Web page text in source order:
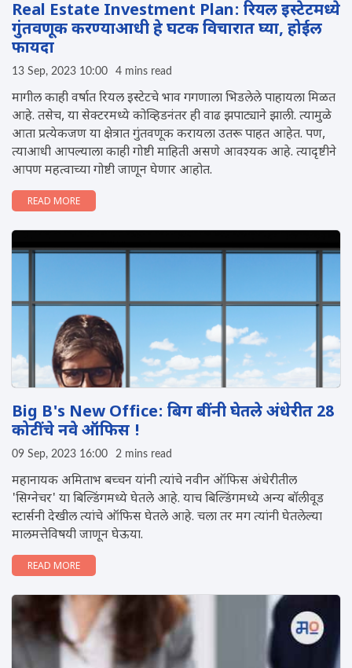
Real Estate Investment Plan: रियल इस्टेटमध्ये
गुंतवणूक करण्याआधी हे घटक विचारात घ्या, होईल
फायदा
13 Sep, 2023 10:00 4 mins read
मागील काही वर्षात रियल इस्टेटचे भाव गगणाला भिडलेले पाहायला मिळत
आहे. तसेच, या सेक्टरमध्ये कोव्हिडनंतर ही वाढ झपाट्याने झाली. त्यामुळे
आता प्रत्येकजण या क्षेत्रात गुंतवणूक करायला उतरू पाहत आहेत. पण,
त्याआधी आपल्याला काही गोष्टी माहिती असणे आवश्यक आहे. त्यादृष्टीने
आपण महत्वाच्या गोष्टी जाणून घेणार आहोत.
READ MORE
Big B's New Office: बिग बींनी घेतले अंधेरीत 28
कोटींचे नवे ऑफिस !
09 Sep, 2023 16:00 2 mins read
महानायक अमिताभ बच्चन यांनी त्यांचे नवीन ऑफिस अंधेरीतील
'सिग्नेचर' या बिल्डिंगमध्ये घेतले आहे. याच बिल्डिंगमध्ये अन्य बाॅलीवूड
स्टार्सनी देखील त्यांचे ऑफिस घेतले आहे. चला तर मग त्यांनी घेतलेल्या
मालमत्तेविषयी जाणून घेऊया.
READ MORE